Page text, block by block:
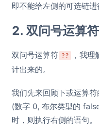
即不能给左侧的可选链进
2. 双问号运算符
双问号运算符 ?? ，我
计出来的。
我们先来回顾下或运算
(数字 0, 布尔类型的
时，则执行右侧的语句。